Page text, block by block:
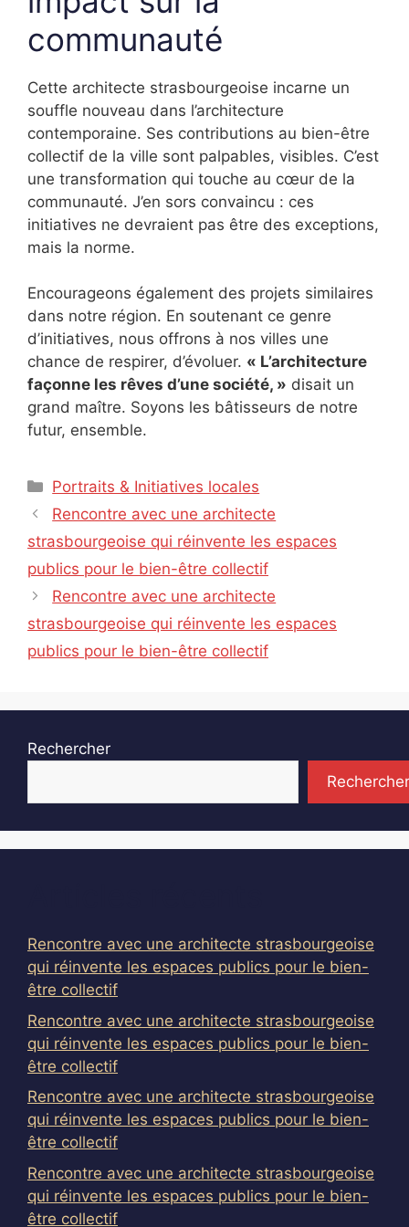
communauté
Cette architecte strasbourgeoise incarne un
souffle nouveau dans l’architecture
contemporaine. Ses contributions au bien-être
collectif de la ville sont palpables, visibles. C’est
une transformation qui touche au cœur de la
communauté. J’en sors convaincu : ces
initiatives ne devraient pas être des exceptions,
mais la norme.
Encourageons également des projets similaires
dans notre région. En soutenant ce genre
d’initiatives, nous offrons à nos villes une
chance de respirer, d’évoluer. « L’architecture
façonne les rêves d’une société, » disait un
grand maître. Soyons les bâtisseurs de notre
futur, ensemble.
Catégories
Portraits & Initiatives locales
Rencontre avec une architecte
strasbourgeoise qui réinvente les espaces
publics pour le bien-être collectif
Rencontre avec une architecte
strasbourgeoise qui réinvente les espaces
publics pour le bien-être collectif
Rechercher
Rechercher
Rencontre avec une architecte strasbourgeoise
qui réinvente les espaces publics pour le bien-
être collectif
Rencontre avec une architecte strasbourgeoise
qui réinvente les espaces publics pour le bien-
être collectif
Rencontre avec une architecte strasbourgeoise
qui réinvente les espaces publics pour le bien-
être collectif
Rencontre avec une architecte strasbourgeoise
qui réinvente les espaces publics pour le bien-
être collectif